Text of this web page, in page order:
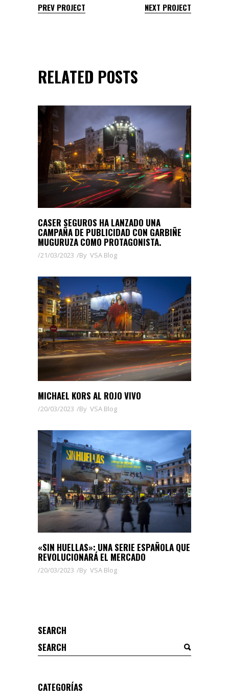
PREV PROJECT NEXT PROJECT
RELATED POSTS
CASER SEGUROS HA LANZADO UNA
CAMPAÑA DE PUBLICIDAD CON GARBIÑE
MUGURUZA COMO PROTAGONISTA.
21/03/2023 By VSA Blog
MICHAEL KORS AL ROJO VIVO
20/03/2023 By VSA Blog
«SIN HUELLAS»: UNA SERIE ESPAÑOLA QUE
REVOLUCIONARÁ EL MERCADO
20/03/2023 By VSA Blog
SEARCH
Search
for:
CATEGORÍAS